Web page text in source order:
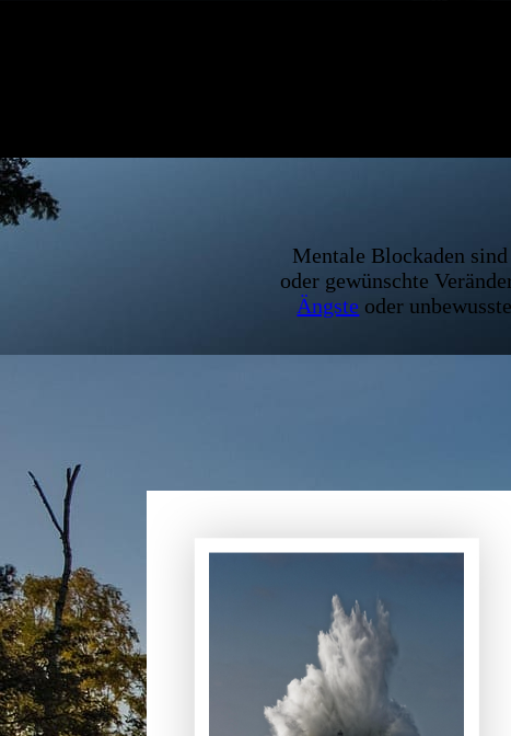
Mentale Blockaden
oder gewünschte
Ängste oder